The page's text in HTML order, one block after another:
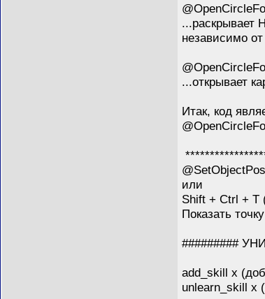
...раскрывает
независимо
...открывает
Итак, код
или
Shift + Ctrl + T
Показать
#########
add_skill x
unlearn_skill x